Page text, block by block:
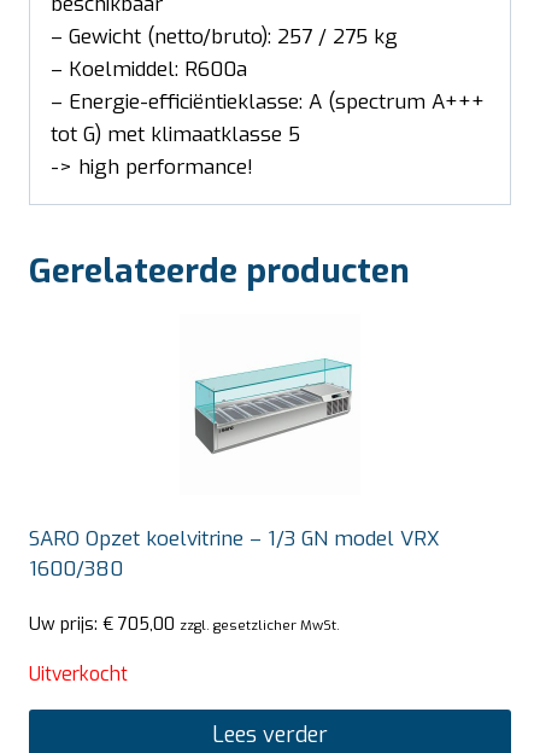
– Gewicht (netto/bruto): 257 / 275 kg
– Koelmiddel: R600a
– Energie-efficiëntieklasse: A (spectrum A+++
tot G) met klimaatklasse 5
-> high performance!
Gerelateerde producten
SARO Opzet koelvitrine – 1/3 GN model VRX
1600/380
Uw prijs: € 705,00 zzgl. gesetzlicher MwSt.
Uitverkocht
Lees verder